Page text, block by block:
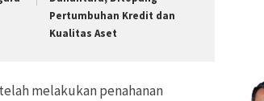
Pertumbuhan Kredit dan
Kualitas Aset
melakukan penahanan